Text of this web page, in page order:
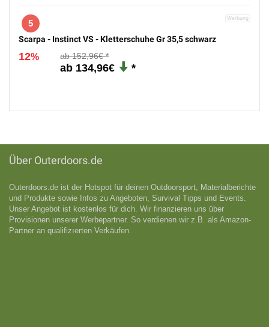
5
Scarpa - Instinct VS - Kletterschuhe Gr 35,5 schwarz
12% 152,96€
134,96€
Über Outerdoors.de
Outerdoors.de ist der Hotspot für deinen Outdoorsport, Materialberichte
und Produkte sowie Infos zu Angeboten, Survival Tipps und Events.
Unser Angebot ist kostenlos für dich. Wir finanzieren uns über
Provisionen unserer Werbepartner. So verdienen wir z.B. als Amazon-
Partner an qualifizıerten Verkäufen.